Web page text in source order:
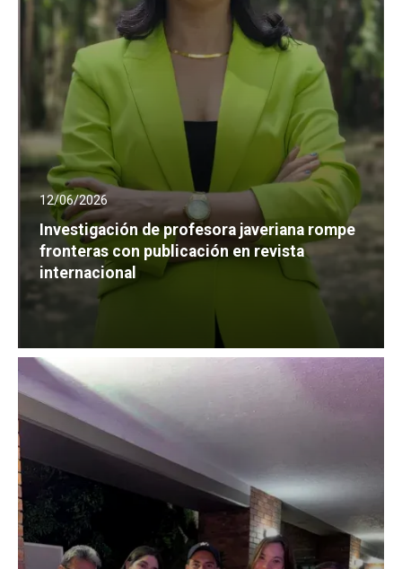
12/06/2026
Investigación de profesora javeriana rompe
fronteras con publicación en revista
internacional